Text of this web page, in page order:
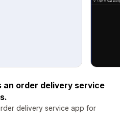
an order delivery service
delivery service app for